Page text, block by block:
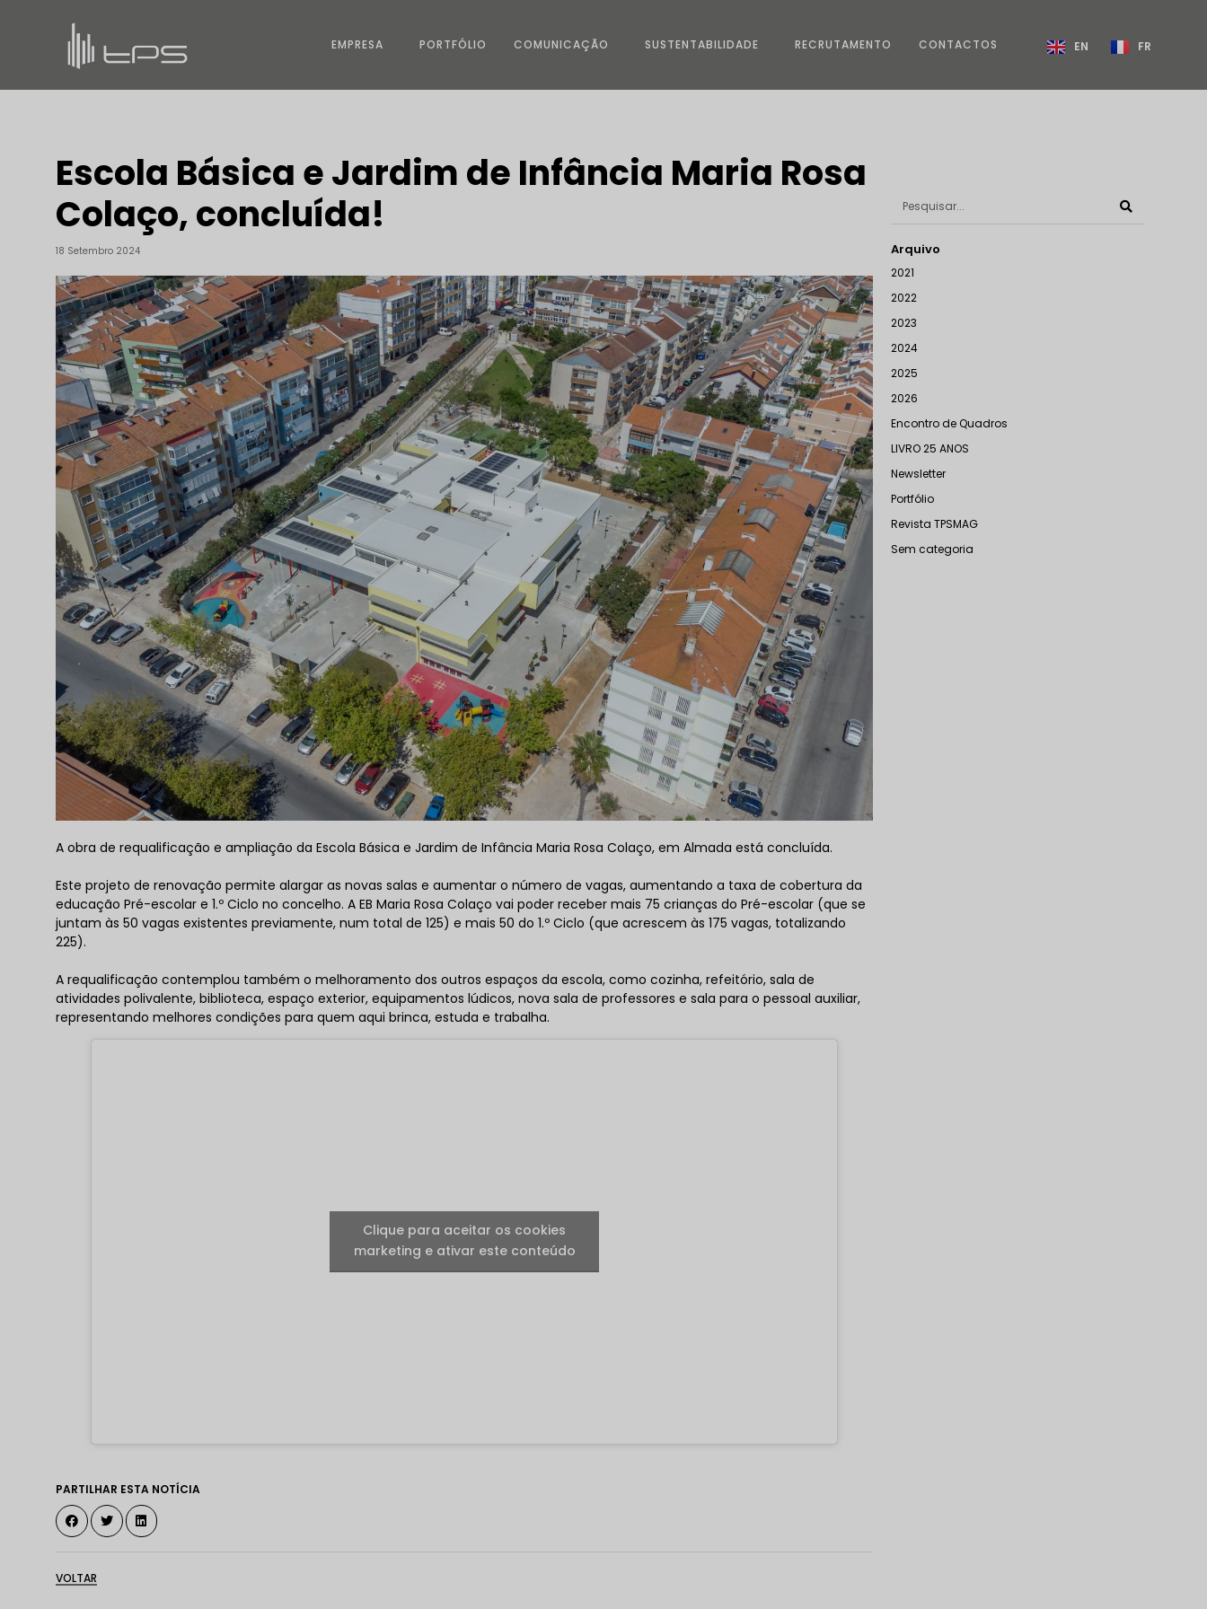
EMPRESA PORTFÓLIO COMUNICAÇÃO SUSTENTABILIDADE RECRUTAMENTO CONTACTOS EN FR
Escola Básica e Jardim de Infância Maria Rosa
Colaço, concluída!
18 Setembro 2024
A obra de requalificação e ampliação da Escola Básica e Jardim de Infância Maria Rosa Colaço, em Almada está concluída.
Este projeto de renovação permite alargar as novas salas e aumentar o número de vagas, aumentando a taxa de cobertura da
educação Pré-escolar e 1.º Ciclo no concelho. A EB Maria Rosa Colaço vai poder receber mais 75 crianças do Pré-escolar (que se
juntam às 50 vagas existentes previamente, num total de 125) e mais 50 do 1.º Ciclo (que acrescem às 175 vagas, totalizando
225).
A requalificação contemplou também o melhoramento dos outros espaços da escola, como cozinha, refeitório, sala de
atividades polivalente, biblioteca, espaço exterior, equipamentos lúdicos, nova sala de professores e sala para o pessoal auxiliar,
representando melhores condições para quem aqui brinca, estuda e trabalha.
Clique para aceitar os cookies
marketing e ativar este conteúdo
PARTILHAR ESTA NOTÍCIA
VOLTAR
Arquivo
2021
2022
2023
2024
2025
2026
Encontro de Quadros
LIVRO 25 ANOS
Newsletter
Portfólio
Revista TPSMAG
Sem categoria